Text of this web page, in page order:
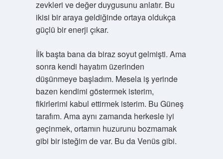
zevkleri ve değer duygusunu anlatır. Bu
ikisi bir araya geldiğinde ortaya oldukça
güçlü bir enerji çıkar.
İlk başta bana da biraz soyut gelmişti. Ama
sonra kendi hayatım üzerinden
düşünmeye başladım. Mesela iş yerinde
bazen kendimi göstermek isterim,
fikirlerimi kabul ettirmek isterim. Bu Güneş
tarafım. Ama aynı zamanda herkesle iyi
geçinmek, ortamın huzurunu bozmamak
gibi bir isteğim de var. Bu da Venüs gibi.